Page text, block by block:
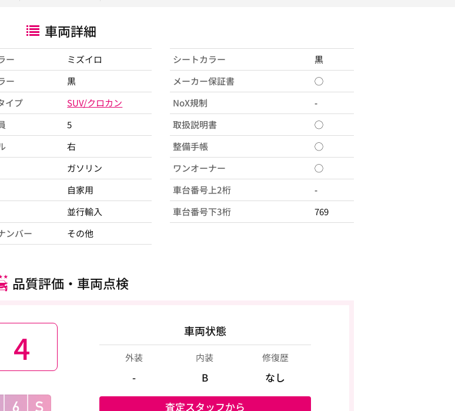
車両詳細
ー
ミズイロ
ー
黒
イプ
SUV/クロカン
5
右
ガソリン
自家用
並行輸入
ンバー
その他
シートカラー
黒
メーカー保証書
◯
NoX規制
-
取扱説明書
◯
整備手帳
◯
ワンオーナー
◯
車台番号上2桁
-
車台番号下3桁
769
品質評価・車両点検
4 車両状態
外装
-
内装
B
修復歴
なし
査定スタッフから